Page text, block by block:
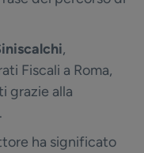
,
Fiscali a Roma,
grazie alla
ha significato